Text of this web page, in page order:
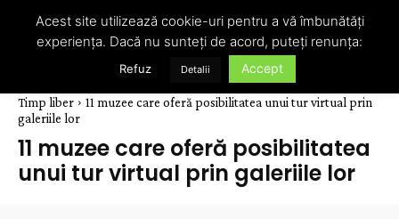
Timp liber
11 muzee care oferă posibilitatea unui tur virtual prin
galeriile lor
11 muzee care oferă posibilitatea
unui tur virtual prin galeriile lor
Acest site utilizează cookie-uri pentru a vă îmbunătăți
experiența. Dacă nu sunteți de acord, puteți renunța:
Refuz Detalii Accept